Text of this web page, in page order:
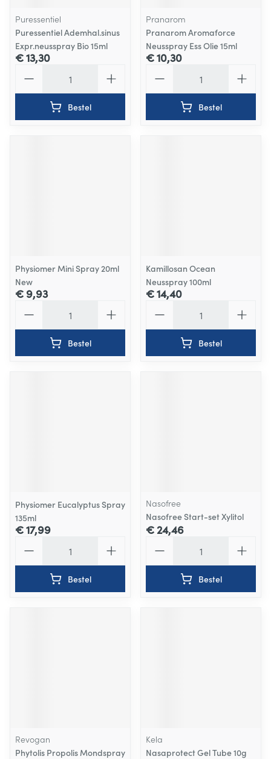
Puressentiel
Puressentiel Ademhal.sinus
Expr.neusspray Bio 15ml
€ 13,30
Bestel
Pranarom
Pranarom Aromaforce
Neusspray Ess Olie 15ml
€ 10,30
Bestel
Physiomer Mini Spray 20ml
New
€ 9,93
Bestel
Kamillosan Ocean
Neusspray 100ml
€ 14,40
Bestel
Physiomer Eucalyptus Spray
135ml
€ 17,99
Bestel
Nasofree
Nasofree Start-set Xylitol
€ 24,46
Bestel
Revogan
Phytolis Propolis Mondspray
Kela
Nasaprotect Gel Tube 10g